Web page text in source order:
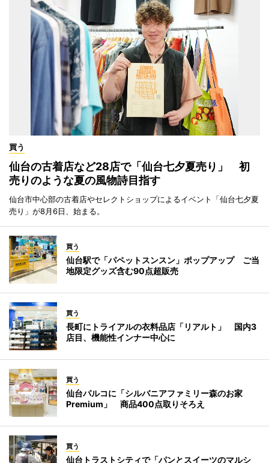
買う
仙台の古着店など28店で「仙台七夕夏売り」 初
売りのような夏の風物詩目指す
仙台市中心部の古着店やセレクトショップによるイベント「仙台七夕夏
売り」が8月6日、始まる。
買う
仙台駅で「パペットスンスン」ポップアップ ご当
地限定グッズ含む90点超販売
買う
長町にトライアルの衣料品店「リアルト」 国内3
店目、機能性インナー中心に
買う
仙台パルコに「シルバニアファミリー森のお家
Premium」 商品400点取りそろえ
買う
仙台トラストシティで「パンとスイーツのマルシ